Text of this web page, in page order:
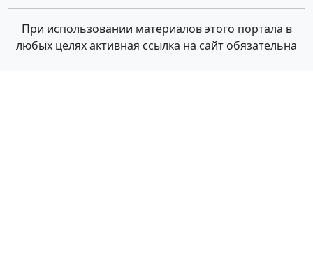
При использовании материалов этого портала в
любых целях активная ссылка на сайт обязательна